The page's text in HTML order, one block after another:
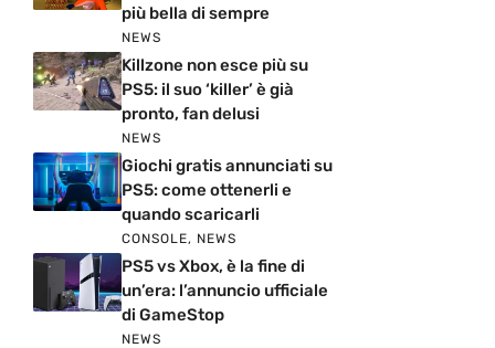
più bella di sempre
NEWS
Killzone non esce più su
PS5: il suo ‘killer’ è già
pronto, fan delusi
NEWS
Giochi gratis annunciati su
PS5: come ottenerli e
quando scaricarli
CONSOLE, NEWS
PS5 vs Xbox, è la fine di
un’era: l’annuncio ufficiale
di GameStop
NEWS